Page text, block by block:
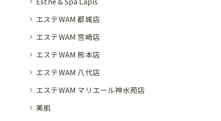
エステWAM 都城店
エステWAM 宮崎店
エステWAM 熊本店
エステWAM 八代店
エステWAM マリエール神水苑店
美肌